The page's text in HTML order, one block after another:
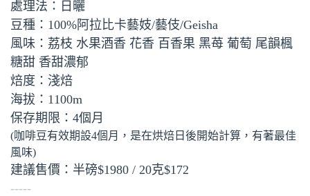
處理法：日曬
豆種：100%阿拉比卡藝妓/藝伎/Geisha
風味：荔枝 水果酒香 花香 百香果 黑苺 葡萄 尾韻楓
糖甜 香甜濃郁
焙度：淺焙
海拔：1100m
保存期限：4個月
(咖啡豆有效期設4個月，是在烘焙日後開始計算，有著最佳
風味)
建議售價：半磅$1980 / 20克$172
-----